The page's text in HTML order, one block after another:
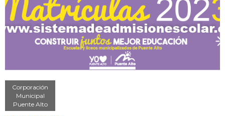
Corporación
Municipal
Puente Alto